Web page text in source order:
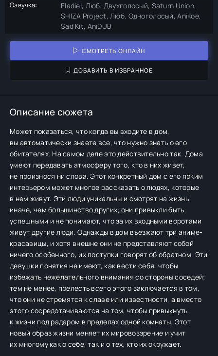
Озвучка:
Eladiel, Люб. Двухголосый, Saturn Union,
SHIZA Project, Люб. Одноголосый, AniKoe,
Sad Kit, AniDUB
СМОТРЕТЬ ОНЛАЙН
ДОБАВИТЬ В ИЗБРАННОЕ
Описание сюжета
Может показаться, что когда вы входите в дом,
вы автоматически знаете все, что нужно знать о его
обитателях. На самом деле это действительно так. Дома
умеют передавать атмосферу того, кто в них живет,
не произнося ни слова. Этот конкретный дом с его ярким
интерьером может многое рассказать о людях, которые
в нем живут. Эти люди уникальны и смотрят на жизнь
иначе, чем большинство других; они привыкли быть
успешными и не понимают, что за их входными воротами
живут другие люди. Однажды в дом въезжают три аниме-
красавицы, и хотя внешне они не представляют собой
ничего особенного, их поступки говорят об обратном. Эти
девушки понятия не имеют, как вести себя, чтобы
избежать нежелательного внимания со стороны соседей;
тем не менее, прелесть всего этого заключается в том,
что они не стремятся к славе или известности, а вместо
этого сосредотачиваются на том, чтобы привыкнуть
к жизни под радаром в пределах одной комнаты. Этот
новый образ жизни меняет их мировоззрение и учит
их многому как о себе, так и о тех, кто их окружает.